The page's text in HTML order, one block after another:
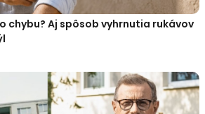
chybu? Aj spôsob vyhrnutia rukávov